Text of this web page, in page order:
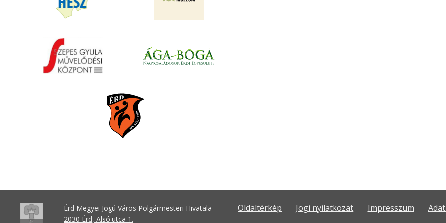
Érd Megyei Jogú Város Polgármesteri Hivatala
2030 Érd, Alsó utca 1.
Oldaltérkép Jogi nyilatkozat Impresszum